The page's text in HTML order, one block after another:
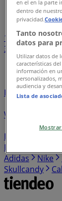
Índice de
1
...
3
567
26
UPS
Ihop
Farmacias GI
Williams
Ésika
Homecenter
Pollo Loco
Adidas
Nike
Skullcandy
en el en la parte
dentro de
privacidad.
Tanto
datos para
Utilizar datos de
características
información en
personalizados,
audiencia y
Lista de